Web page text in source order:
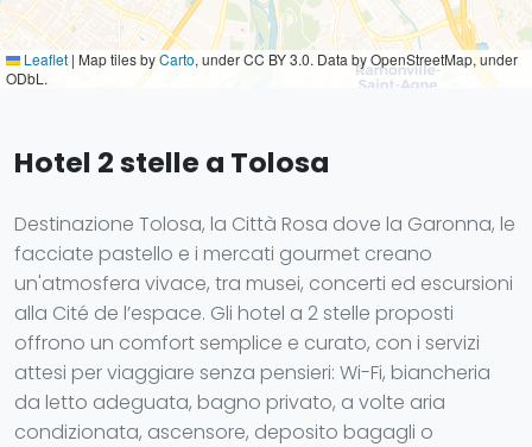
Leaflet | Map tiles byCarto, under CC BY 3.0. Data by OpenStreetMap, under
ODbL.
Hotel 2 stelle a Tolosa
Destinazione Tolosa, la Città Rosa dove la Garonna, le
facciate pastello e i mercati gourmet creano
un'atmosfera vivace, tra musei, concerti ed escursioni
alla Cité de l’espace. Gli hotel a 2 stelle proposti
offrono un comfort semplice e curato, con i servizi
attesi per viaggiare senza pensieri: Wi-Fi, biancheria
da letto adeguata, bagno privato, a volte aria
condizionata, ascensore, deposito bagagli o